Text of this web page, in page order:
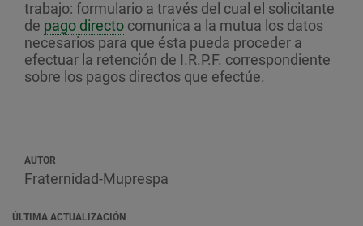
trabajo: formulario a través del cual el solicitante
de pago directo comunica a la mutua los datos
necesarios para que ésta pueda proceder a
efectuar la retención de I.R.P.F. correspondiente
sobre los pagos directos que efectúe.
AUTOR
Fraternidad-Muprespa
ÚLTIMA ACTUALIZACIÓN